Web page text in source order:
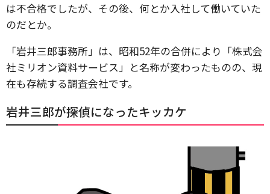
は不合格でしたが、その後、何とか入社して働いていた
のだとか。
「岩井三郎事務所」は、昭和52年の合併により「株式会
社ミリオン資料サービス」と名称が変わったものの、現
在も存続する調査会社です。
岩井三郎が探偵になったキッカケ